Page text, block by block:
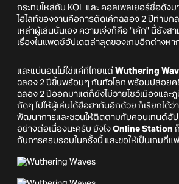
กระทบไหล่กับ KOL และ คอสเพลเยอร์ชื่อดัง
ไฮไลท์ของงานคือการตัดเค้กฉลอง 2 ปีท่าม
เหล่าผู้เล่นนั่นเอง ความเจ๋งก็คือ "เค้ก" นี้ยังสา
เรื่องในแพตช์อัปเดตล่าสุดของเกมอีกต่างหา
และแน่นอนไม่ใช่แค่ที่ไทยแต่ Wuthering
ฉลอง 2 ปีขึ้นพร้อมๆ กันทั่วโลก พร้อมปล่อยค
ฉลอง 2 ปีออกมาแต่ก็ยังไม่วายโชว์เมืองและภู
ถัดๆ ไปให้ผู้เล่นได้ฮือฮากันอีกด้วย ก็เรียกได้ว่
พัฒนาการและชวนให้ติดตามกับคอนเทนต์อัป
อย่างต่อเนื่องนะครับ ยังไง Online Station
กับการครบรอบในครั้งนี้ และขอให้เป็นเกมที่แ